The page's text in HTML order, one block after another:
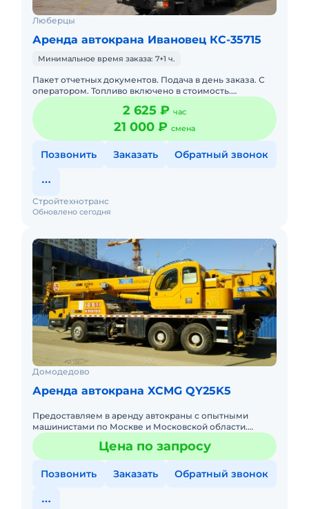
Люберцы
Аренда автокрана Ивановец КС-35715
Минимальное время заказа: 7+1 ч.
Пакет отчетных документов. Подача в день заказа. С
оператором. Топливо включено в стоимость.
Долгосрочная аренда. Краткосрочная аренда. Техника
с малой наработк
2 625 ₽ час
21 000 ₽ смена
Позвонить Заказать Обратный звонок
Обновлено сегодня
Стройтехнотранс
Домодедово
Аренда автокрана XCMG QY25K5
Предоставляем в аренду автокраны с опытными
машинистами по Москве и Московской области.
Любой вид аренды. Долгосрочный, краткосрочный
(почасовой, посменный) При
Цена по запросу
Позвонить Заказать Обратный звонок